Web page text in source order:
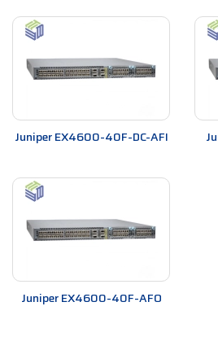
Hình ảnh: Bộ chuyển đổi Switch
Bộ chuyển mạch SwitchJuniper
sử dụng rộng rãi trong các hệ thống
nay bởi tính dễ dàng quan lý, kèm
mô linh hoạt.
Juniper EX4600-40F-DC-AFI
Juniper EX4600-40F-AFO